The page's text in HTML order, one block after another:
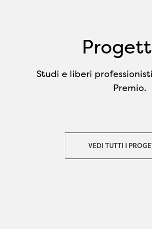
Studi e liberi
Premio.
VEDI TUTTI I